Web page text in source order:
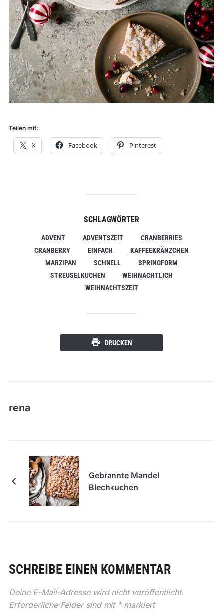
Teilen mit:
X Facebook Pinterest
SCHLAGWÖRTER
ADVENT ADVENTSZEIT
CRANBERRIES
CRANBERRY
EINFACH
KAFFEEKRÄNZCHEN
MARZIPAN
SCHNELL
SPRINGFORM
STREUSELKUCHEN
WEIHNACHTLICH
WEIHNACHTSZEIT
DRUCKEN
rena
Gebrannte Mandel
Blechkuchen
SCHREIBE EINEN KOMMENTAR
Deine E-Mail-Adresse wird nicht veröffentlicht.
Erforderliche Felder sind mit *markiert